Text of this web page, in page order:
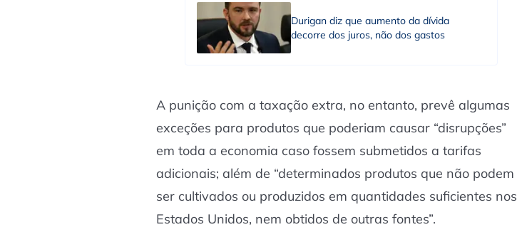
Durigan diz que aumento da dívida
decorre dos juros, não dos gastos
A punição com a taxação extra, no entanto, prevê algumas
exceções para produtos que poderiam causar “disrupções”
em toda a economia caso fossem submetidos a tarifas
adicionais; além de “determinados produtos que não podem
ser cultivados ou produzidos em quantidades suficientes nos
Estados Unidos, nem obtidos de outras fontes”.